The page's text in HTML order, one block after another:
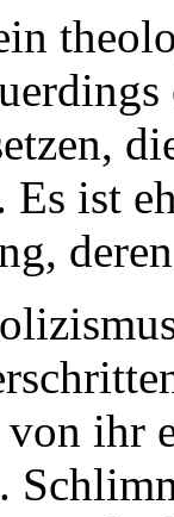
Es ist
von ihr